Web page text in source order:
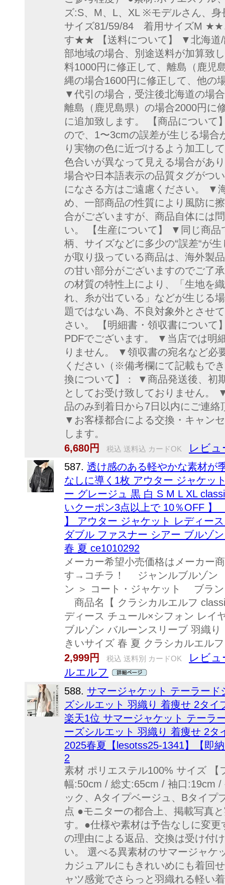
ズ:S、M、L、XL ※モデルさん、
サイズ81/59/84 着用サイズM ★★
す★★ 【送料について】 ▼北海道/
部地域の場合、別途送料が加算致
料1000円に修正して、離島（鹿児
縄の場合1600円に修正して、他の
▼代引の場合，受注後北海道の場
離島（鹿児島県）の場合2000円に
に追加致します。 【商品につい
ので、1〜3cmの誤差が生じる場
り実物の色に近づけるよう加工し
色合いが異なって見える場合があ
場合や日本語表示の品質タグがつ
になさる方はご遠慮ください。 ▼
め、一部商品の性質により風防に
合がございますが、商品自体には
い。 【生産について】 ▼同じ商品
柄、サイズなどに多少の“誤差“が
が取り扱っている商品は、海外製
の甘い部分がございますのでご了
の材質の特性上により、「生地を
れ、糸が出ている」などが生じる
題ではない為、不良対象外とさせ
さい。 【明細書・領収書につい
PDFでございます。 ▼当店では明
りません。 ▼領収書の宛名など必
ください（※備考欄にて記載もで
換について】： ▼商品発送後、初
としてお受け致しておりません。
品のみ到着日から7日以内にご連
▼お客様都合による交換・キャン
します。
6,680円
税込 送料込 カードOK レビュ
587. 透け感のある軽やかな素材が
なしに導く1枚 アウター ジャケッ
ー グレージュ 黒 白 S M L XL
いクーポン3点以上で 10％OFF 】
】 アウター ジャケット レディー
ダブル ファスナー シアー ブルゾ
春 夏 ce1010292
メーカー希望小売価格はメーカー
す→コチラ！ ジャンルブルゾン
ン ＞ コート・ジャケット ブラン
商品名【 クラシカルエルフ
ディース チュール×シフォン レイ
ブルゾン バルーンスリーブ 羽織
きいサイズ 春 夏 クラシカルエル
2,999円
税込 送料別 カードOK
レビュ
ルエルフ
588. サマージャケット テーラー
ズシルエット 羽織り 着痩せ 2タ
楽天1位 サマージャケット テーラ
ーズシルエット 羽織り 着痩せ 2タ
2025春夏【lesotss25-1341】【即
2
素材 ポリエステル100% サイズ 【
幅:50cm / 総丈:65cm / 袖口:19cm
ック、Aタイプベージュ、Bタイプ
点 ●モニターの都合上、掲載写真
す。●仕様や素材は予告なしに変
の理由による返品、交換は受け付
い。 選べる異素材のサマージャケ
カジュアルにもきれいめにも着回
ャツ感覚でさらっと羽織れる軽い